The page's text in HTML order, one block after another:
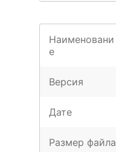
Наименовани
е
Версия
Дате
Размер файла